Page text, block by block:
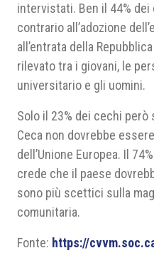
intervistati. Ben il 44%
contrario all’adozione
all’entrata della
rilevato tra i giovani, le
universitario e gli uomini.
Solo il 23% dei cechi
Ceca non dovrebbe
dell’Unione Europea. Il
crede che il paese
sono più scettici sulla
comunitaria.
Fonte: https://